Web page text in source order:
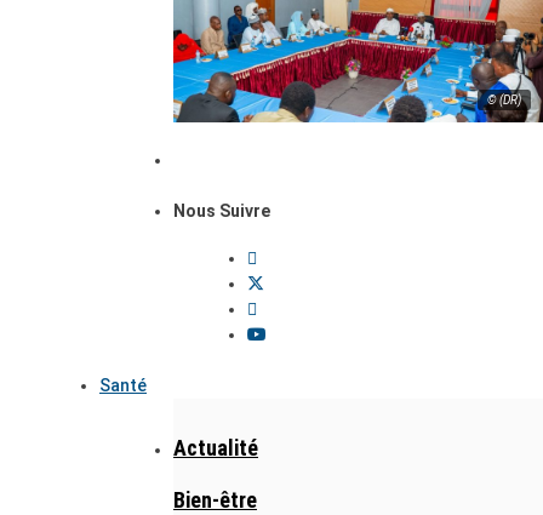
© (DR)
Nous Suivre
Santé
Actualité
Bien-être